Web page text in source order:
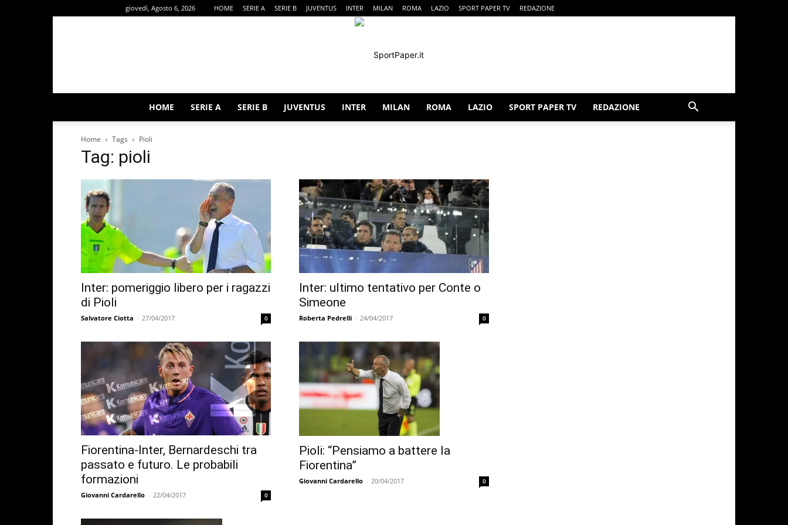
giovedì, Agosto 6, 2026 HOME SERIE A SERIE B JUVENTUS INTER MILAN ROMA LAZIO SPORT PAPER TV REDAZIONE
HOME SERIE A SERIE B JUVENTUS INTER MILAN ROMA LAZIO SPORT PAPER TV REDAZIONE
Home Tags Pioli
Tag: pioli
Inter: pomeriggio libero per i ragazzi
di Pioli
Salvatore Ciotta - 27/04/2017 0
Inter: ultimo tentativo per Conte o
Simeone
Roberta Pedrelli - 24/04/2017 0
Fiorentina-Inter, Bernardeschi tra
passato e futuro. Le probabili
formazioni
Giovanni Cardarello - 22/04/2017 0
Pioli: “Pensiamo a battere la
Fiorentina”
Giovanni Cardarello - 20/04/2017 0